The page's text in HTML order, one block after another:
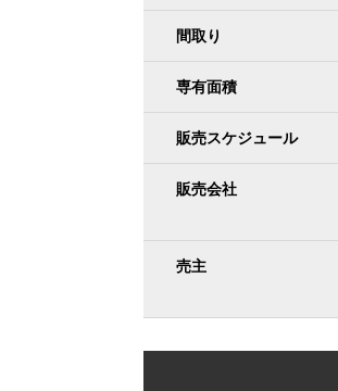
間取り
専有面積
販売スケジュール
販売会社
売主